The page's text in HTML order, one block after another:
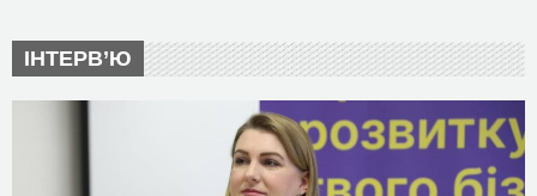
ІНТЕРВ’Ю